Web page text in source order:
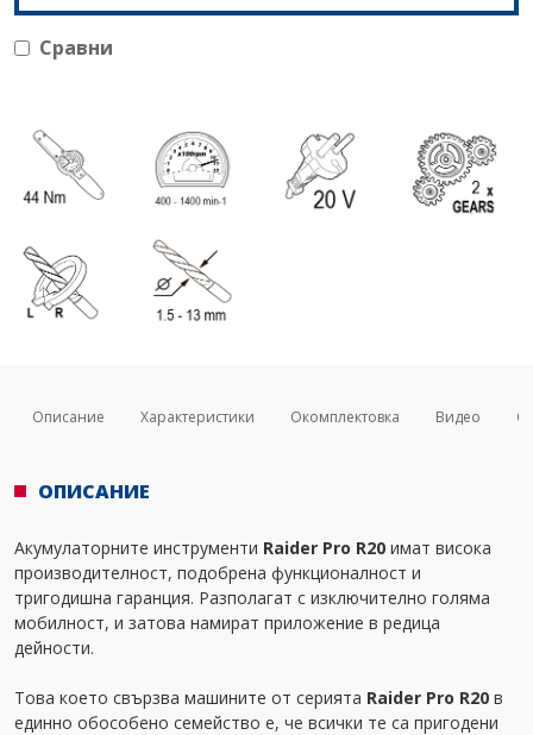
Сравни
Описание Характеристики Окомплектовка Видео
ОПИСАНИЕ
Акумулаторните инструменти Raider Pro R20 имат висока
производителност, подобрена функционалност и
тригодишна гаранция. Разполагат с изключително голяма
мобилност, и затова намират приложение в редица
дейности.
Това което свързва машините от серията Raider Pro R20 в
единно обособено семейство е, че всички те са пригодени